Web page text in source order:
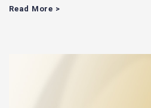
Read More >